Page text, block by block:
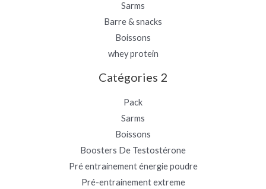
Sarms
Barre & snacks
Boissons
whey protein
Catégories 2
Pack
Sarms
Boissons
Boosters De Testostérone
Pré entrainement énergie poudre
Pré-entrainement extreme